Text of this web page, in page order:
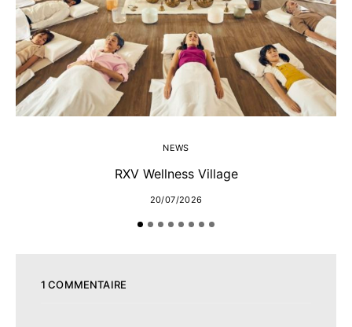
NEWS
RXV Wellness Village
20/07/2026
1 COMMENTAIRE